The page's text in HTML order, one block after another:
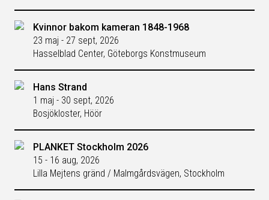
Kvinnor bakom kameran 1848-1968
23 maj - 27 sept, 2026
Hasselblad Center, Göteborgs Konstmuseum
Hans Strand
1 maj - 30 sept, 2026
Bosjökloster, Höör
PLANKET Stockholm 2026
15 - 16 aug, 2026
Lilla Mejtens gränd / Malmgårdsvägen, Stockholm